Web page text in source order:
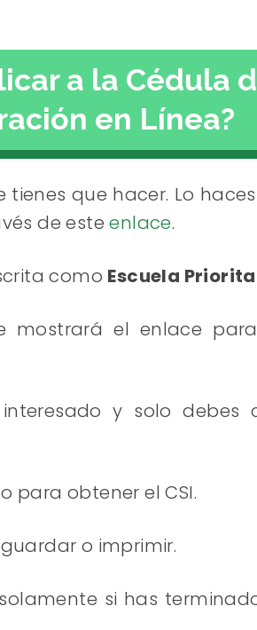
a la Cédula
en Línea?
tienes que hacer. Lo
de esteenlace.
como Escuela
mostrará el enlace
y solo debes
para obtener el CSI.
o imprimir.
si has